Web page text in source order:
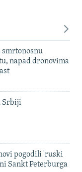
smrtonosnu
napad dronovima
Srbiji
pogodili 'ruski
Sankt Peterburga